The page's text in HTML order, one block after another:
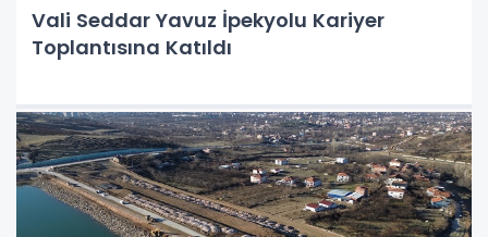
Vali Seddar Yavuz İpekyolu Kariyer
Toplantısına Katıldı